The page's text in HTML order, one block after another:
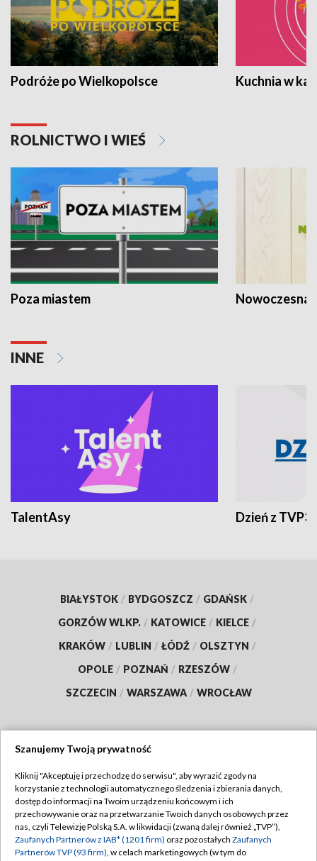
Podróże po Wielkopolsce Kuchnia w
ROLNICTWO I WIEŚ
Poza miastem Nowoczesna
INNE
TalentAsy Dzień z TVP3
BIAŁYSTOK / BYDGOSZCZ / GDAŃSK /
GORZÓW WLKP. / KATOWICE / KIELCE /
KRAKÓW / LUBLIN / ŁÓDŹ / OLSZTYN /
OPOLE / POZNAŃ / RZESZÓW /
SZCZECIN / WARSZAWA / WROCŁAW
TVP
Abonament TVP
Emisja w TVP
Regulamin TVP
Polityka prywatności
Szanujemy Twoją prywatność
Kliknij "Akceptuję i przechodzę do serwisu", aby wyrazić zgody na
korzystanie z technologii automatycznego śledzenia i zbierania danych,
dostęp do informacji na Twoim urządzeniu końcowym i ich
przechowywanie oraz na przetwarzanie Twoich danych osobowych przez
nas, czyli Telewizję Polską S.A. w likwidacji (zwaną dalej również „TVP”),
Zaufanych Partnerów z IAB* (1201 firm) oraz pozostałych Zaufanych
Partnerów TVP (93 firm), w celach marketingowych (w tym do